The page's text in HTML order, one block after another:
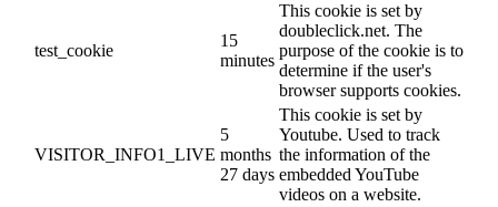
test_cookie
15
minutes
This cookie is set by
doubleclick.net. The
purpose of the cookie is to
determine if the user's
browser supports cookies.
VISITOR_INFO1_LIVE
5
months
27 days
This cookie is set by
Youtube. Used to track
the information of the
embedded YouTube
videos on a website.